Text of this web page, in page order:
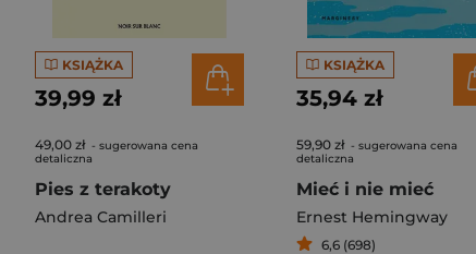
KSIĄŻKA
39,99 zł
49,00 zł - sugerowana cena
detaliczna
Pies z terakoty
Andrea Camilleri
KSIĄŻKA
35,94 zł
59,90 zł - sugerowana cena
detaliczna
Mieć i nie mieć
Ernest Hemingway
6,6 (698)